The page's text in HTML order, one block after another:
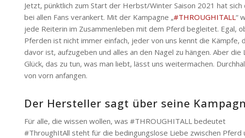
Jetzt, pünktlich zum Start der Herbst/Winter Saison 2021 hat
bei allen Fans verankert. Mit der Kampagne „#THROUGHITALL“
jede Reiterin im Zusammenleben mit dem Pferd begleitet. Egal,
Pferden ist nicht immer einfach, jeder von uns kennt die
davor ist, aufzugeben und alles an den Nagel zu hängen. Aber
Glück, das zu tun, was man liebt, lässt uns weitermachen.
von vorn anfangen.
Der Hersteller sagt über seine
Für alle, die wissen wollen, was #THROUGHITALL bedeutet
#ThroughItAll steht für die bedingungslose Liebe zwischen Pferd